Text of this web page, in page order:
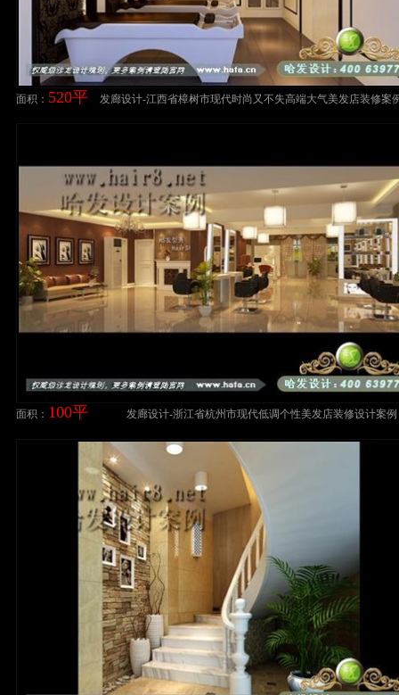
面积： 520平
发廊设计-江西省樟树市现代时尚又不失高端大气美发店装修案
面积： 100平 发廊设计-浙江省杭州市现代低调个性美发店装修设计案例